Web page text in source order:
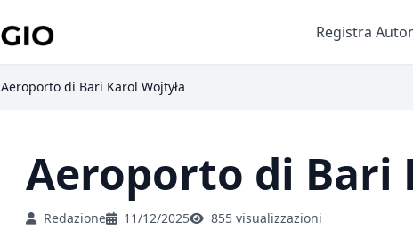
Registra
Aeroporto di Bari Karol Wojtyła
Aeroporto di Bari
Redazione 11/12/2025 855 visualizzazioni